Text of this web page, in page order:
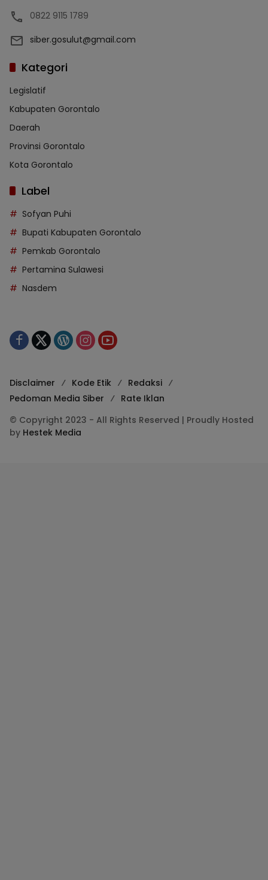
0822 9115 1789
siber.gosulut@gmail.com
Kategori
Legislatif
Kabupaten Gorontalo
Daerah
Provinsi Gorontalo
Kota Gorontalo
Label
Sofyan Puhi
Bupati Kabupaten Gorontalo
Pemkab Gorontalo
Pertamina Sulawesi
Nasdem
Disclaimer Kode Etik
Redaksi
Pedoman Media Siber
Rate Iklan
© Copyright 2023 - All Rights Reserved | Proudly Hosted
by Hestek Media